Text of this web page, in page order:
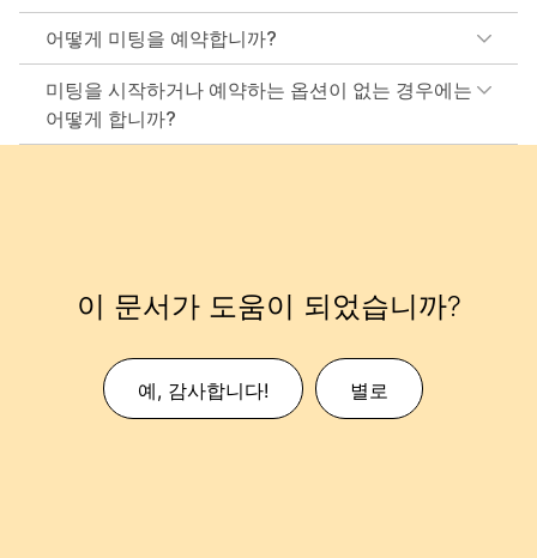
어떻게 미팅을 예약합니까?
미팅을 시작하거나 예약하는 옵션이 없는 경우에는
어떻게 합니까?
이 문서가 도움이 되었습니까?
예, 감사합니다! 별로